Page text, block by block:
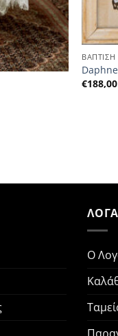
ΒΑΠΤΙΣΗ
Daphne
€188,00
Ο